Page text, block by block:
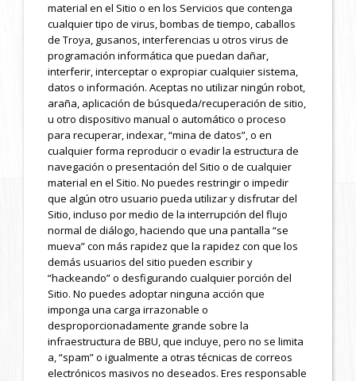
material en el Sitio o en los Servicios que contenga
cualquier tipo de virus, bombas de tiempo, caballos
de Troya, gusanos, interferencias u otros virus de
programación informática que puedan dañar,
interferir, interceptar o expropiar cualquier sistema,
datos o información. Aceptas no utilizar ningún robot,
araña, aplicación de búsqueda/recuperación de sitio,
u otro dispositivo manual o automático o proceso
para recuperar, indexar, “mina de datos”, o en
cualquier forma reproducir o evadir la estructura de
navegación o presentación del Sitio o de cualquier
material en el Sitio. No puedes restringir o impedir
que algún otro usuario pueda utilizar y disfrutar del
Sitio, incluso por medio de la interrupción del flujo
normal de diálogo, haciendo que una pantalla “se
mueva” con más rapidez que la rapidez con que los
demás usuarios del sitio pueden escribir y
“hackeando” o desfigurando cualquier porción del
Sitio. No puedes adoptar ninguna acción que
imponga una carga irrazonable o
desproporcionadamente grande sobre la
infraestructura de BBU, que incluye, pero no se limita
a, “spam” o igualmente a otras técnicas de correos
electrónicos masivos no deseados. Eres responsable